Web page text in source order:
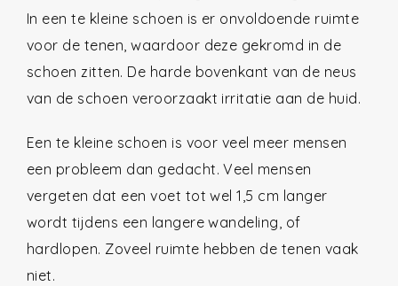
In een te kleine schoen is er onvoldoende ruimte
voor de tenen, waardoor deze gekromd in de
schoen zitten. De harde bovenkant van de neus
van de schoen veroorzaakt irritatie aan de huid.
Een te kleine schoen is voor veel meer mensen
een probleem dan gedacht. Veel mensen
vergeten dat een voet tot wel 1,5 cm langer
wordt tijdens een langere wandeling, of
hardlopen. Zoveel ruimte hebben de tenen vaak
niet.